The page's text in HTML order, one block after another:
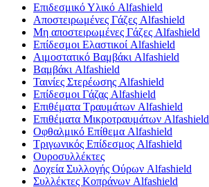
Επιδεσμικό Υλικό Alfashield
Αποστειρωμένες Γάζες Alfashield
Μη αποστειρωμένες Γάζες Alfashield
Επίδεσμοι Ελαστικοί Alfashield
Αιμοστατικό Βαμβάκι Alfashield
Βαμβάκι Alfashield
Ταινίες Στερέωσης Alfashield
Επίδεσμοι Γάζας Alfashield
Επιθέματα Τραυμάτων Alfashield
Επιθέματα Μικροτραυμάτων Alfashield
Οφθαλμικό Eπίθεμα Alfashield
Τριγωνικός Επίδεσμος Alfashield
Ουροσυλλέκτες
Δοχεία Συλλογής Ούρων Alfashield
Συλλέκτες Κοπράνων Alfashield